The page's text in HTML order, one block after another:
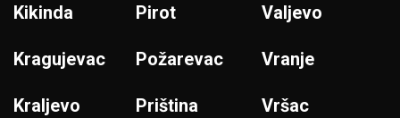
Kikinda
Kragujevac
Kraljevo
Pirot
Požarevac
Priština
Valjevo
Vranje
Vršac